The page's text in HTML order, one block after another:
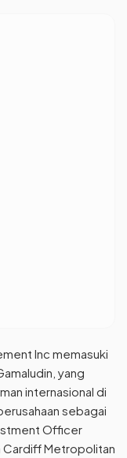
Inc memasuki
yang
internasional di
sebagai
Officer
Cardiff Metropolitan